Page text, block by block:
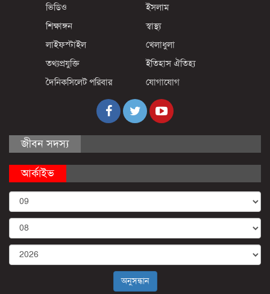
ভিডিও
ইসলাম
শিক্ষাঙ্গন
স্বাস্থ্য
লাইফস্টাইল
খেলাধুলা
তথ্যপ্রযুক্তি
ইতিহাস ঐতিহ্য
দৈনিকসিলেট পরিবার
যোগাযোগ
জীবন সদস্য
আর্কাইভ